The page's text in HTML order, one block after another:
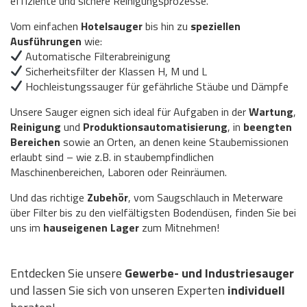
Vom einfachen Hotelsaugerbis hin zu speziellen
Ausführungen wie:
Automatische Filterabreinigung
Sicherheitsfilter der Klassen H, M und L
Hochleistungssauger für gefährliche Stäube und Dämpfe
Unsere Sauger eignen sich ideal für Aufgaben in derWartung,
Reinigung und Produktionsautomatisierung, in beengten
Bereichen sowie an Orten, an denen keine Staubemissionen
erlaubt sind – wie z.B. in staubempfindlichen
Maschinenbereichen, Laboren oder Reinräumen.
Und das richtige Zubehör, vom Saugschlauch in Meterware
über Filter bis zu den vielfältigsten Bodendüsen, finden Sie bei
uns im hauseigenen Lager zum Mitnehmen!
Entdecken Sie unsere Gewerbe- und Industriesauger
und lassen Sie sich von unseren Experten individuell